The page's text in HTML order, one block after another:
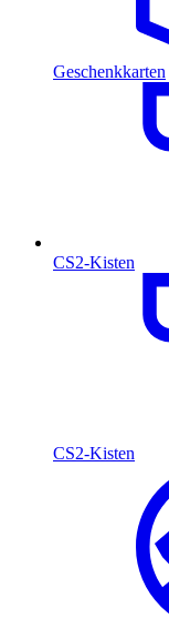
Geschenkkarten
CS2-Kisten
CS2-Kisten